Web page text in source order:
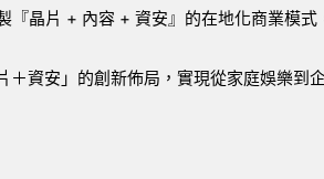
『晶片 + 內容 + 資安』的在地化商業模
資安」的創新佈局，實現從家庭娛樂到